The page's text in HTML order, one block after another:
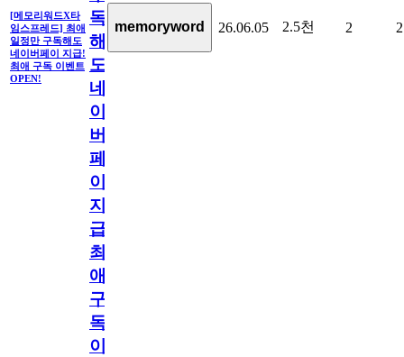
[메모리워드X타
임스프레드] 최애
일정만 구독해도
네이버페이 지급!
최애 구독 이벤트
OPEN!
독
해
도
네
이
버
페
이
지
급!
최
애
구
독
이
memoryword 26.06.05 2.5천 2 2